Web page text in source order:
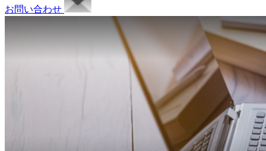
お問い合わせ